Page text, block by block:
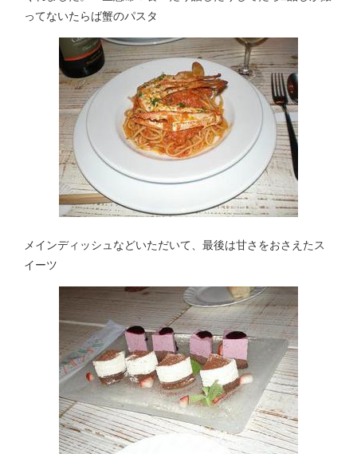
ってないたらば蟹のパスタ
メインディッシュなどいただいて、最後は甘さをおさえたス
イーツ